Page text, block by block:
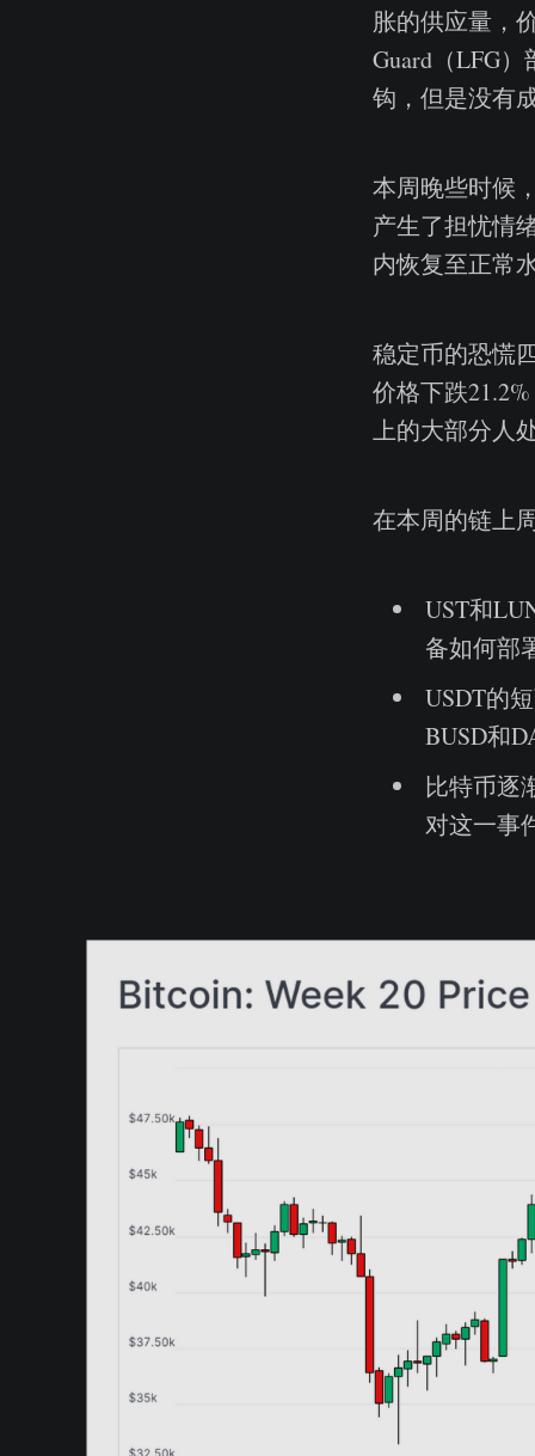
胀的供应量，
Guard（LFG
钩，但是没有
本周晚些时候
产生了担忧情
内恢复至正常
稳定币的恐慌
价格下跌
上的大部分人
在本周的链上
UST和
备如何部
USDT的
BUSD和
比特币逐
对这一事